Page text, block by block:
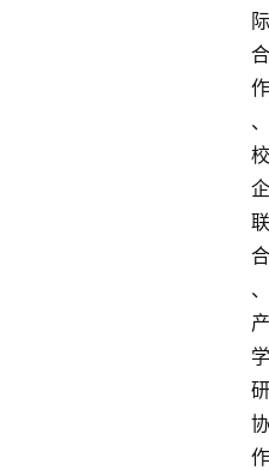
际
合
作
、
校
企
联
合
、
产
学
研
协
作